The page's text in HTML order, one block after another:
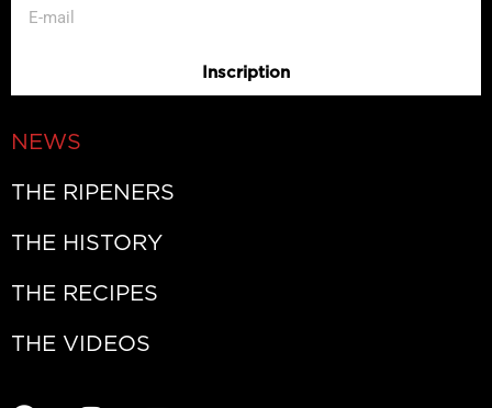
Inscription
NEWS
THE RIPENERS
THE HISTORY
THE RECIPES
THE VIDEOS